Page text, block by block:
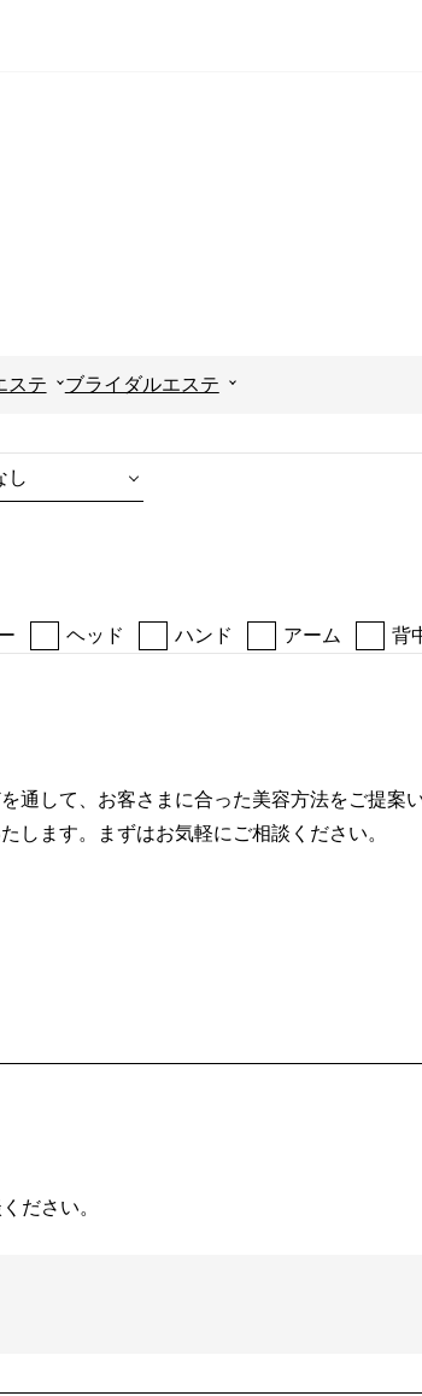
ステ ブライダルエステ
ヘッド ハンド アーム 背
通して、お客さまに合った美容方法をご提案い
します。まずはお気軽にご相談ください。
ださい。